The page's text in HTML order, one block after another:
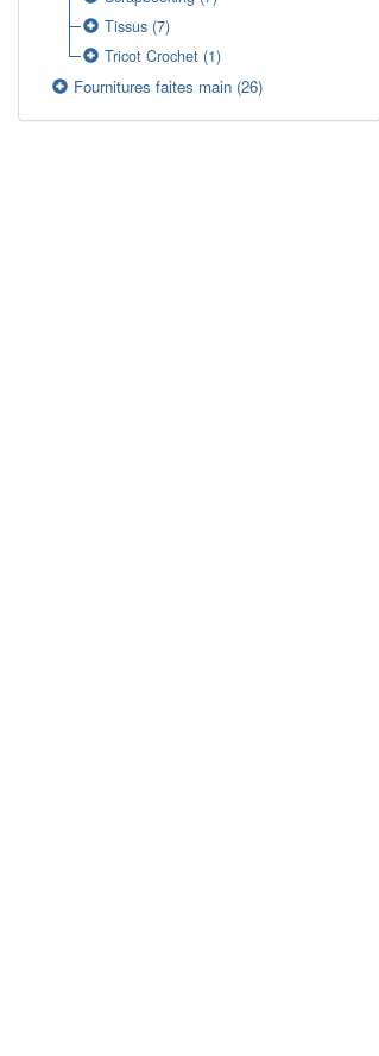
Tissus (7)
Tricot Crochet (1)
Fournitures faites main (26)